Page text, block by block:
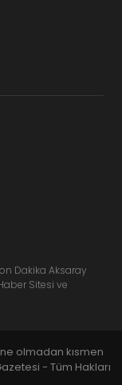
Dakika Aksaray
Sitesi ve
olmadan kısmen
- Tüm Hakları